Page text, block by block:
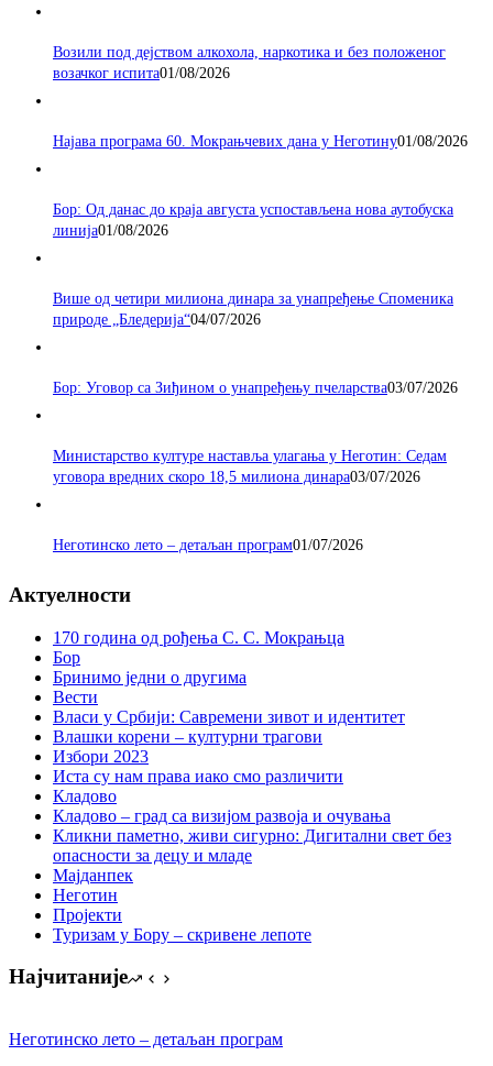
Возили под дејством алкохола, наркотика и без положеног
возачког испита01/08/2026
Најава програма 60. Мокрањчевих дана у Неготину01/08/2026
Бор: Од данас до краја августа успостављена нова аутобуска
линија01/08/2026
Више од четири милиона динара за унапређење Споменика
природе „Бледерија“04/07/2026
Бор: Уговор са Зиђином о унапређењу пчеларства03/07/2026
Министарство културе наставља улагања у Неготин: Седам
уговора вредних скоро 18,5 милиона динара03/07/2026
Неготинско лето – детаљан програм01/07/2026
Актуелности
170 година од рођења С. С. Мокрањца
Бор
Бринимо једни о другима
Вести
Власи у Србији: Савремени зивот и идентитет
Влашки корени – културни трагови
Избори 2023
Иста су нам права иако смо различити
Кладово
Кладово – град са визијом развоја и очувања
Кликни паметно, живи сигурно: Дигитални свет без
опасности за децу и младе
Мајданпек
Неготин
Пројекти
Туризам у Бору – скривене лепоте
Најчитаније
Неготинско лето – детаљан програм